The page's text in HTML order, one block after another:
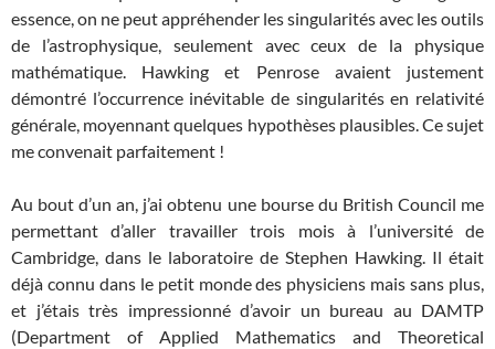
essence, on ne peut appréhender les singularités avec les outils
de l’astrophysique, seulement avec ceux de la physique
mathématique. Hawking et Penrose avaient justement
démontré l’occurrence inévitable de singularités en relativité
générale, moyennant quelques hypothèses plausibles. Ce sujet
me convenait parfaitement !
Au bout d’un an, j’ai obtenu une bourse du British Council me
permettant d’aller travailler trois mois à l’université de
Cambridge, dans le laboratoire de Stephen Hawking. Il était
déjà connu dans le petit monde des physiciens mais sans plus,
et j’étais très impressionné d’avoir un bureau au DAMTP
(Department of Applied Mathematics and Theoretical